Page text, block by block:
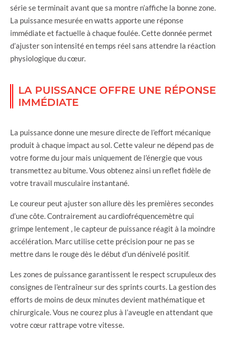
série se terminait avant que sa montre n’affiche la bonne zone.
La puissance mesurée en watts apporte une réponse
immédiate et factuelle à chaque foulée. Cette donnée permet
d’ajuster son intensité en temps réel sans attendre la réaction
physiologique du cœur.
LA PUISSANCE OFFRE UNE RÉPONSE
IMMÉDIATE
La puissance donne une mesure directe de l’effort mécanique
produit à chaque impact au sol. Cette valeur ne dépend pas de
votre forme du jour mais uniquement de l’énergie que vous
transmettez au bitume. Vous obtenez ainsi un reflet fidèle de
votre travail musculaire instantané.
Le coureur peut ajuster son allure dès les premières secondes
d’une côte. Contrairement au cardiofréquencemètre qui
grimpe lentement , le capteur de puissance réagit à la moindre
accélération. Marc utilise cette précision pour ne pas se
mettre dans le rouge dès le début d’un dénivelé positif.
Les zones de puissance garantissent le respect scrupuleux des
consignes de l’entraîneur sur des sprints courts. La gestion des
efforts de moins de deux minutes devient mathématique et
chirurgicale. Vous ne courez plus à l’aveugle en attendant que
votre cœur rattrape votre vitesse.